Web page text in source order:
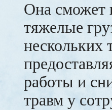
Она сможет
тяжелые
нескольких
работы и
травм у